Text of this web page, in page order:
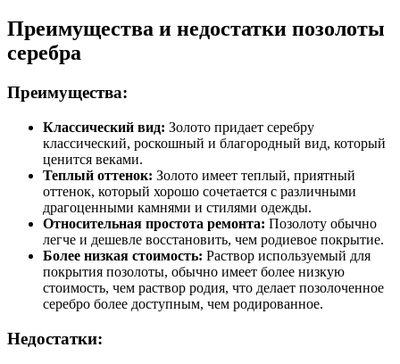
Преимущества и недостатки позолоты
серебра
Преимущества:
Классический вид: Золото придает серебру
классический, роскошный и благородный вид, который
ценится веками.
Теплый оттенок: Золото имеет теплый, приятный
оттенок, который хорошо сочетается с различными
драгоценными камнями и стилями одежды.
Относительная простота ремонта: Позолоту обычно
легче и дешевле восстановить, чем родиевое покрытие.
Более низкая стоимость: Раствор используемый для
покрытия позолоты, обычно имеет более низкую
стоимость, чем раствор родия, что делает позолоченное
серебро более доступным, чем родированное.
Недостатки: